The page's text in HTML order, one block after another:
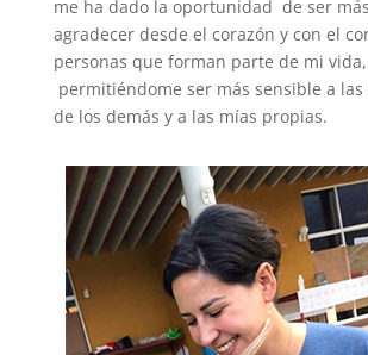
me ha dado la oportunidad de ser
agradecer desde el corazón y con el
personas que forman parte de mi vida,
permitiéndome ser más sensible a las
de los demás y a las mías propias.